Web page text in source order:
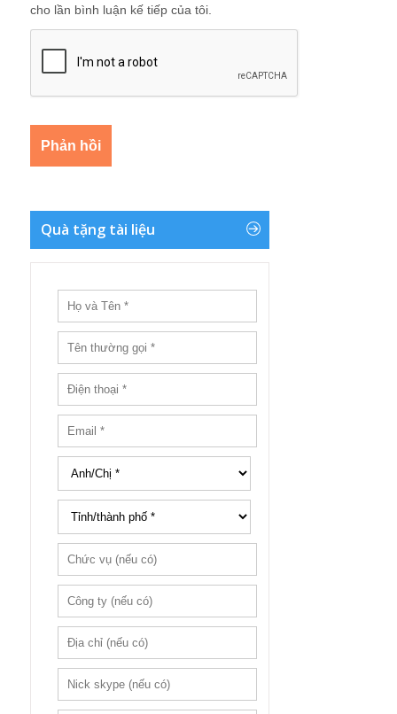
cho lần bình luận kế tiếp của tôi.
Quà tặng tài liệu